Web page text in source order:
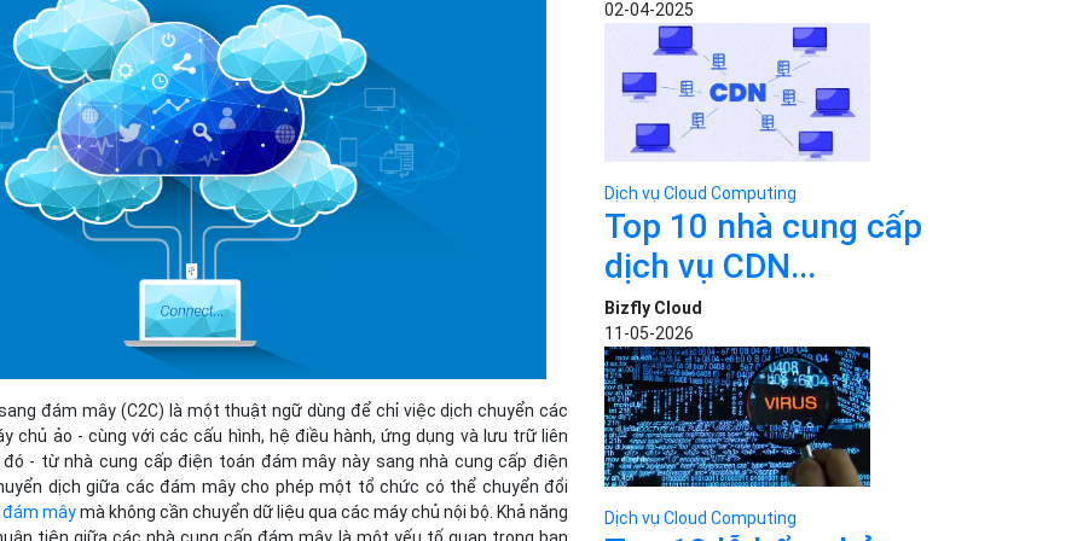
Bảng giá
Bảng giá
Bảng giá
đám mây (C2C) là một thuật ngữ dùng để chỉ việc dịch chuyển các
chủ ảo - cùng với các cấu hình, hệ điều hành, ứng dụng và lưu trữ liên
- từ nhà cung cấp điện toán đám mây này sang nhà cung cấp điện
dịch giữa các đám mây cho phép một tổ chức có thể chuyển đổi
mâymà không cần chuyển dữ liệu qua các máy chủ nội bộ. Khả năng
02-04-2025
Dịch vụ Cloud Computing
Top 10 nhà cung cấp
dịch vụ CDN...
Bizfly Cloud
11-05-2026
Dịch vụ Cloud Computing